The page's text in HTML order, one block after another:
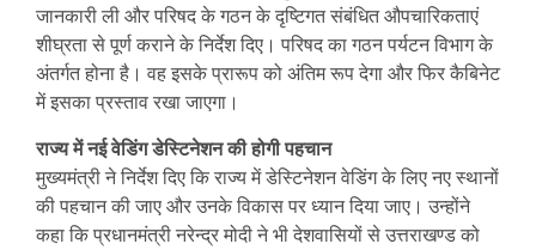
जानकारी ली और परिषद के गठन के दृष्टिगत संबंधित औपचारिकताएं
शीघ्रता से पूर्ण कराने के निर्देश दिए। परिषद का गठन पर्यटन विभाग के
अंतर्गत होना है। वह इसके प्रारूप को अंतिम रूप देगा और फिर कैबिनेट
में इसका प्रस्ताव रखा जाएगा।
राज्य में नई वेडिंग डेस्टिनेशन की होगी पहचान
मुख्यमंत्री ने निर्देश दिए कि राज्य में डेस्टिनेशन वेडिंग के लिए नए स्थानों
की पहचान की जाए और उनके विकास पर ध्यान दिया जाए। उन्होंने
कहा कि प्रधानमंत्री नरेन्द्र मोदी ने भी देशवासियों से उत्तराखण्ड को